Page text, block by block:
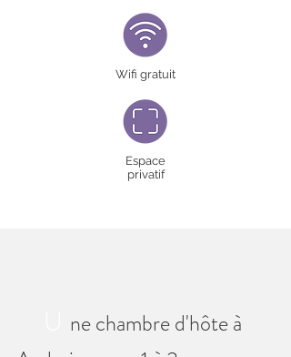
Wifi gratuit
Espace
privatif
ne chambre d'hôte à